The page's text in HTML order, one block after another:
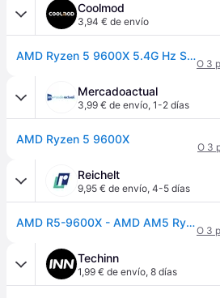
Coolmod
3,94 € de envío
AMD Ryzen 5 9600X 5.4G Hz Socket AM5 Boxed
O 3
Mercadoactual
3,99 € de envío, 1-2 días
AMD Ryzen 5 9600X
O 3
Reichelt
9,95 € de envío, 4-5 días
AMD R5-9600X - AMD AM5 Ryzen 5 9600X, 6x 3.90 GHz, boxed
O 3
Techinn
1,99 € de envío, 8 días